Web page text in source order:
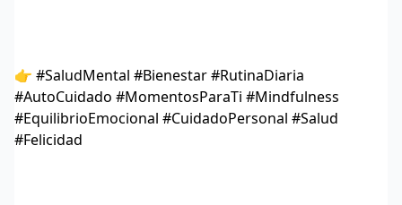
👉 #SaludMental #Bienestar #RutinaDiaria
#AutoCuidado #MomentosParaTi #Mindfulness
#EquilibrioEmocional #CuidadoPersonal #Salud
#Felicidad